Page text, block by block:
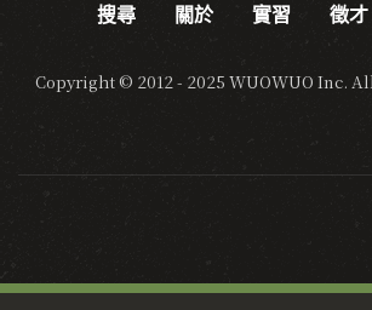
搜尋 關於 實習 徵才
Copyright © 2012 - 2025 WUOWUO Inc.